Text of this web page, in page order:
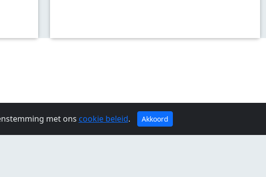
met ons cookie beleid. Akkoord